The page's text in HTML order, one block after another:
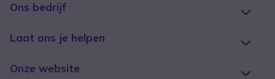
Ons bedrijf
Laat ons je helpen
Onze website